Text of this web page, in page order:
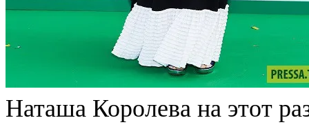
Наташа Королева на этот